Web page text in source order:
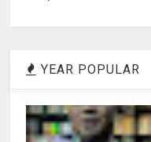
YEAR POPULAR